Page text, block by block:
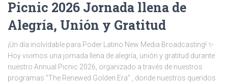
Picnic 2026 Jornada llena de
Alegría, Unión y Gratitud
¡Un día inolvidable para Poder Latino New Media Broadcasting! ✨
Hoy vivimos una jornada llena de alegría, unión y gratitud durante
nuestro Annual Picnic 2026, organizado a través de nuestros
programas “The Renewed Golden Era” , donde nuestros queridos